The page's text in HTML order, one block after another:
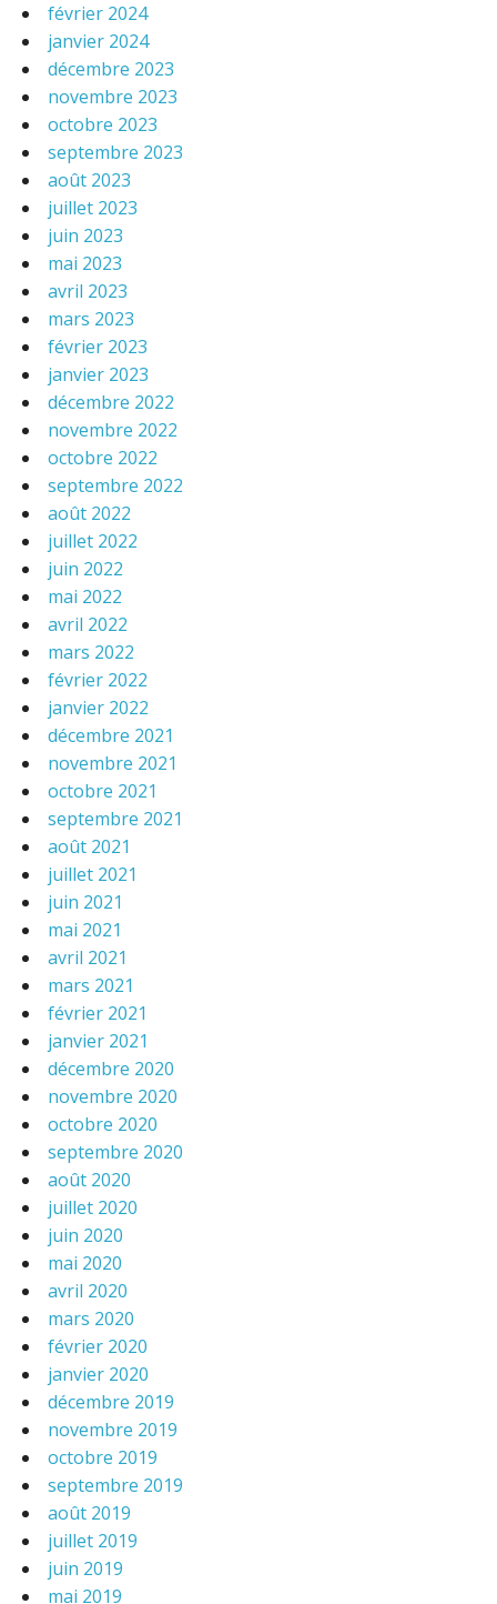
février 2024
janvier 2024
décembre 2023
novembre 2023
octobre 2023
septembre 2023
août 2023
juillet 2023
juin 2023
mai 2023
avril 2023
mars 2023
février 2023
janvier 2023
décembre 2022
novembre 2022
octobre 2022
septembre 2022
août 2022
juillet 2022
juin 2022
mai 2022
avril 2022
mars 2022
février 2022
janvier 2022
décembre 2021
novembre 2021
octobre 2021
septembre 2021
août 2021
juillet 2021
juin 2021
mai 2021
avril 2021
mars 2021
février 2021
janvier 2021
décembre 2020
novembre 2020
octobre 2020
septembre 2020
août 2020
juillet 2020
juin 2020
mai 2020
avril 2020
mars 2020
février 2020
janvier 2020
décembre 2019
novembre 2019
octobre 2019
septembre 2019
août 2019
juillet 2019
juin 2019
mai 2019